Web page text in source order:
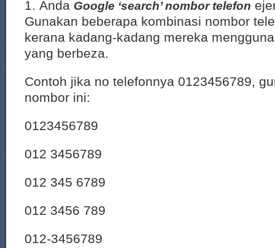
1. Anda Google ‘search’ nombor telefon
Gunakan beberapa kombinasi nombor
kerana kadang-kadang mereka
yang berbeza.
Contoh jika no telefonnya 0123456789,
nombor ini:
0123456789
012 3456789
012 345 6789
012 3456 789
012-3456789